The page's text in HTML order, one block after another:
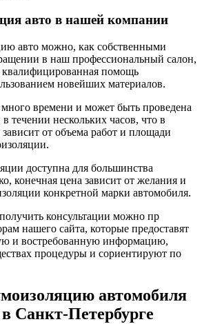
авто в нашей компании
авто можно, как собственными
в наш профессиональный салон,
квалифицированная помощь
новейших материалов.
времени и может быть проведена
течении нескольких часов, что в
от объема работ и площади
доступна для большинства
конечная цена зависит от желания и
конкретной марки автомобиля.
консультации можно пр
нашего сайта, которые предоставят
и востребованную информацию,
процедуры и сориентируют по
автомобиля
Санкт-Петербурге